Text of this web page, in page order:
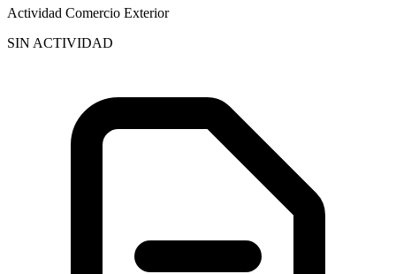
Actividad Comercio Exterior
SIN ACTIVIDAD